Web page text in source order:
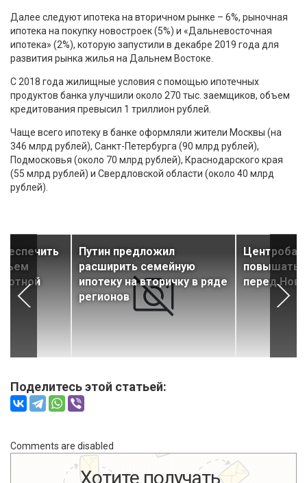
Далее следуют ипотека на вторичном рынке – 6%, рыночная
ипотека на покупку новостроек (5%) и «Дальневосточная
ипотека» (2%), которую запустили в декабре 2019 года для
развития рынка жилья на Дальнем Востоке.
С 2018 года жилищные условия с помощью ипотечных
продуктов банка улучшили около 270 тыс. заемщиков, объем
кредитования превысил 1 триллион рублей.
Чаще всего ипотеку в банке оформляли жители Москвы (на
346 млрд рублей), Санкт-Петербурга (90 млрд рублей),
Подмосковья (около 70 млрд рублей), Краснодарского края
(55 млрд рублей) и Свердловской области (около 40 млрд
рублей).
Путин предложил
расширить семейную
ипотеку на вторичку в ряде
регионов
повышать
перед
Поделитесь этой статьей:
Comments are disabled
Хотите получать